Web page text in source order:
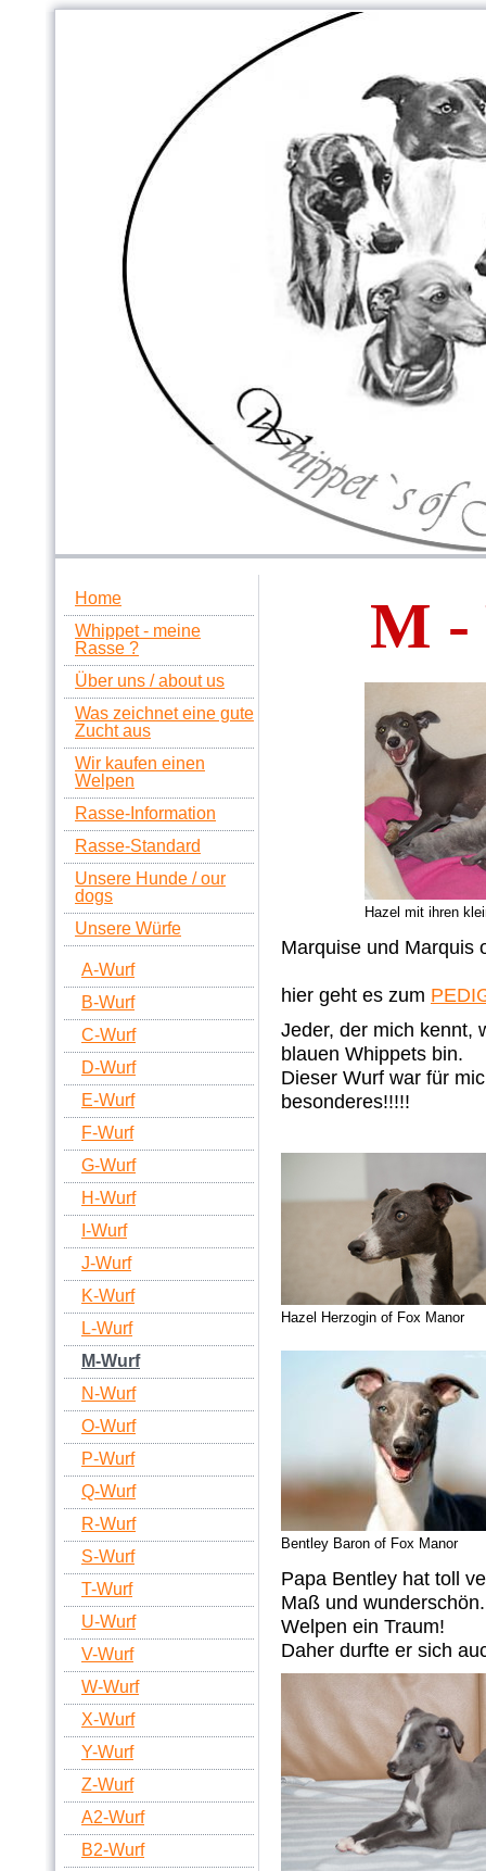
Home
Whippet - meine
Rasse ?
Über uns / about us
Was zeichnet eine gute
Zucht aus
Wir kaufen einen
Welpen
Rasse-Information
Rasse-Standard
Unsere Hunde / our
dogs
Unsere Würfe
A-Wurf
B-Wurf
C-Wurf
D-Wurf
E-Wurf
F-Wurf
G-Wurf
H-Wurf
I-Wurf
J-Wurf
K-Wurf
L-Wurf
M-Wurf
N-Wurf
O-Wurf
P-Wurf
Q-Wurf
R-Wurf
S-Wurf
T-Wurf
U-Wurf
V-Wurf
W-Wurf
X-Wurf
Y-Wurf
Z-Wurf
A2-Wurf
B2-Wurf
M -
Hazel mit ihren
Marquise und Marquis
hier geht es zum
Jeder, der mich kennt,
blauen Whippets bin.
Dieser Wurf war für
besonderes!!!!!
Hazel Herzogin of Fox Manor
Bentley Baron of Fox Manor
Papa Bentley hat toll
Maß und
Welpen ein Traum!
Daher durfte er sich